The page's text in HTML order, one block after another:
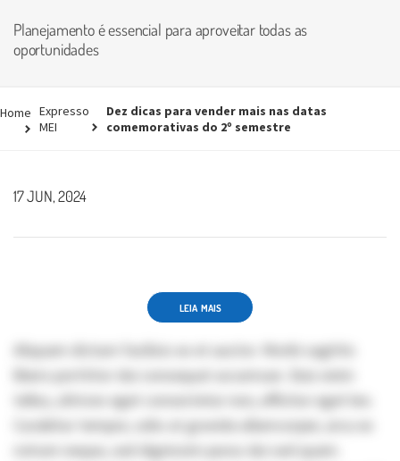
Planejamento é essencial para aproveitar todas as
oportunidades
Home Expresso
MEI
Dez dicas para vender mais nas datas
comemorativas do 2º semestre
17 JUN, 2024
LEIA MAIS
Aliquam dictum facilisis ex et auctor. Morbi sagittis
libero porttitor dui consequat accumsan. Duis enim
tellus, ultrices eget consectetur non, efficitur eget leo.
Curabitur tempor, odio at gravida ullamcorper, arcu ex
rutrum neque, sed dignissim purus dui sed quam.